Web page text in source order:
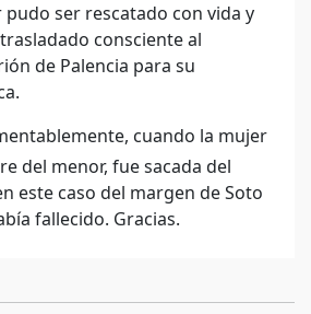
pudo ser rescatado con vida y
consciente al
de Palencia para su
cuando la mujer
del menor, fue sacada del
este caso del margen de Soto
fallecido. Gracias.